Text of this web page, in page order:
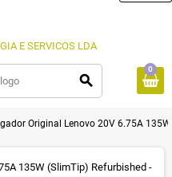
search
0
Original Lenovo 20V 6.75A